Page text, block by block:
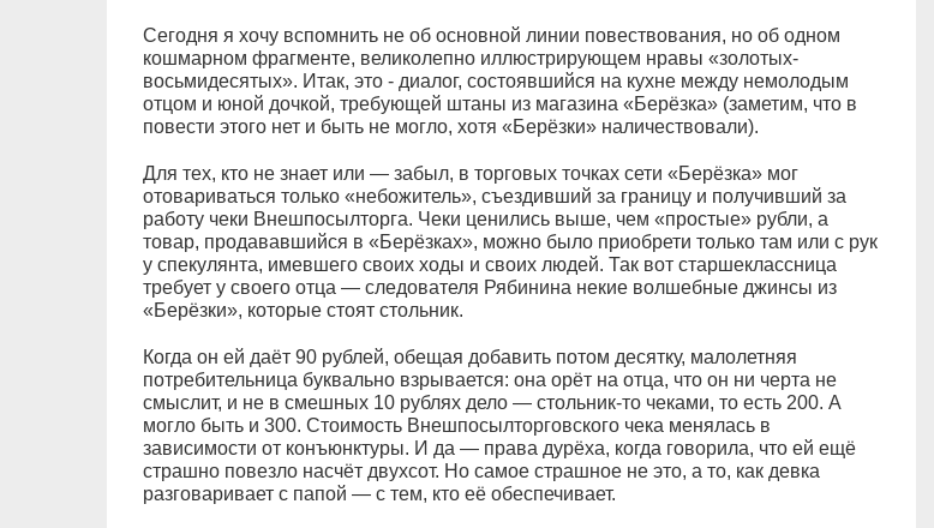
Сегодня я хочу вспомнить не об основной линии повествования, но об одном
кошмарном фрагменте, великолепно иллюстрирующем нравы «золотых-
восьмидесятых». Итак, это - диалог, состоявшийся на кухне между немолодым
отцом и юной дочкой, требующей штаны из магазина «Берёзка» (заметим, что в
повести этого нет и быть не могло, хотя «Берёзки» наличествовали).
Для тех, кто не знает или — забыл, в торговых точках сети «Берёзка» мог
отовариваться только «небожитель», съездивший за границу и получивший за
работу чеки Внешпосылторга. Чеки ценились выше, чем «простые» рубли, а
товар, продававшийся в «Берёзках», можно было приобрети только там или с рук
у спекулянта, имевшего своих ходы и своих людей. Так вот старшеклассница
требует у своего отца — следователя Рябинина некие волшебные джинсы из
«Берёзки», которые стоят стольник.
Когда он ей даёт 90 рублей, обещая добавить потом десятку, малолетняя
потребительница буквально взрывается: она орёт на отца, что он ни черта не
смыслит, и не в смешных 10 рублях дело — стольник-то чеками, то есть 200. А
могло быть и 300. Стоимость Внешпосылторговского чека менялась в
зависимости от конъюнктуры. И да — права дурёха, когда говорила, что ей ещё
страшно повезло насчёт двухсот. Но самое страшное не это, а то, как девка
разговаривает с папой — с тем, кто её обеспечивает.